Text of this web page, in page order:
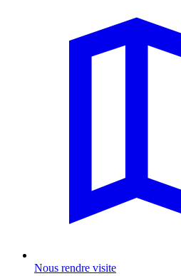
Nous rendre visite